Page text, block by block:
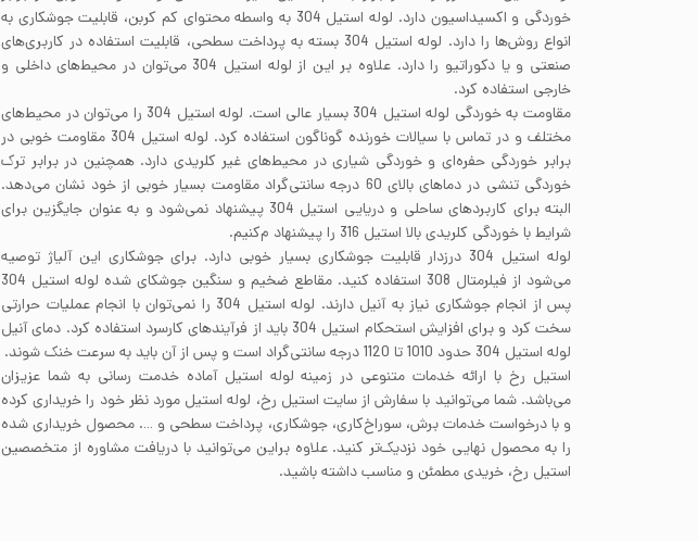
خوردگی و اکسیداسیون دارد. لوله استیل 304 به واسطه محتوای کم کربن، قابلیت جوشکاری به
انواع روش‌ها را دارد. لوله استیل 304 بسته به پرداخت سطحی، قابلیت استفاده در کاربری‌های
صنعتی و یا دکوراتیو را دارد. علاوه بر این از لوله استیل 304 می‌توان در محیط‌های داخلی و
خارجی استفاده کرد.
مقاومت به خوردگی لوله استیل 304 بسیار عالی است. لوله استیل 304 را می‌توان در محیط‌های
مختلف و در تماس با سیالات خورنده گوناگون استفاده کرد. لوله استیل 304 مقاومت خوبی در
برابر خوردگی حفره‌ای و خوردگی شیاری در محیط‌های غیر کلریدی دارد. همچنین در برابر ترک
خوردگی تنشی در دماهای بالای 60 درجه سانتی‌گراد مقاومت بسیار خوبی از خود نشان می‌دهد.
البته برای کاربردهای ساحلی و دریایی استیل 304 پیشنهاد نمی‌شود و به عنوان جایگزین برای
شرایط با خوردگی کلریدی بالا استیل 316 را پیشنهاد م‌کنیم.
لوله استیل 304 درزدار قابلیت جوشکاری بسیار خوبی دارد. برای جوشکاری این آلیاژ توصیه
می‌شود از فیلرمتال 308 استفاده کنید. مقاطع ضخیم و سنگین جوشکای شده لوله استیل 304
پس از انجام جوشکاری نیاز به آنیل دارند. لوله استیل 304 را نمی‌توان با انجام عملیات حرارتی
سخت کرد و برای افزایش استحکام استیل 304 باید از فرآیندهای کارسرد استفاده کرد. دمای آنیل
لوله استیل 304 حدود 1010 تا 1120 درجه سانتی‌گراد است و پس از آن باید به سرعت خنک شوند.
استیل رخ با ارائه خدمات متنوعی در زمینه لوله استیل آماده خدمت رسانی به شما عزیزان
می‌باشد. شما می‌توانید با سفارش از سایت استیل رخ، لوله استیل مورد نظر خود را خریداری کرده
و با درخواست خدمات برش، سوراخ‌کاری، جوشکاری، پرداخت سطحی و …. محصول خریداری شده
را به محصول نهایی خود نزدیک‌تر کنید. علاوه براین می‌توانید با دریافت مشاوره از متخصصین
استیل رخ، خریدی مطمئن و مناسب داشته باشید.